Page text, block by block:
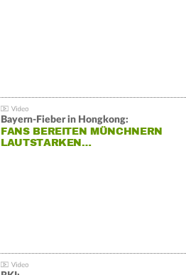
Bayern-Fieber in Hongkong:
FANS BEREITEN MÜNCHNERN
LAUTSTARKEN…